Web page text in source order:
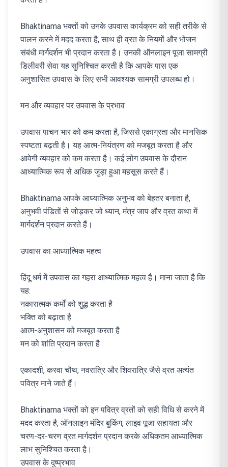
Bhaktinama भक्तों को उनके उपवास कार्यक्रम को सही तरीके से
पालन करने में मदद करता है, साथ ही व्रत के नियमों और भोजन
संबंधी मार्गदर्शन भी प्रदान करता है। उनकी ऑनलाइन पूजा सामग्री
डिलीवरी सेवा यह सुनिश्चित करती है कि आपके पास एक
अनुशासित उपवास के लिए सभी आवश्यक सामग्री उपलब्ध हो।
मन और व्यवहार पर उपवास के प्रभाव
उपवास पाचन भार को कम करता है, जिससे एकाग्रता और मानसिक
स्पष्टता बढ़ती है। यह आत्म-नियंत्रण को मजबूत करता है और
आवेगी व्यवहार को कम करता है। कई लोग उपवास के दौरान
आध्यात्मिक रूप से अधिक जुड़ा हुआ महसूस करते हैं।
Bhaktinama आपके आध्यात्मिक अनुभव को बेहतर बनाता है,
अनुभवी पंडितों से जोड़कर जो ध्यान, मंत्र जाप और व्रत कथा में
मार्गदर्शन प्रदान करते हैं।
उपवास का आध्यात्मिक महत्व
हिंदू धर्म में उपवास का गहरा आध्यात्मिक महत्व है। माना जाता है कि
यह:
नकारात्मक कर्मों को शुद्ध करता है
भक्ति को बढ़ाता है
आत्म-अनुशासन को मजबूत करता है
मन को शांति प्रदान करता है
एकादशी, करवा चौथ, नवरात्रि और शिवरात्रि जैसे व्रत अत्यंत
पवित्र माने जाते हैं।
Bhaktinama भक्तों को इन पवित्र व्रतों को सही विधि से करने में
मदद करता है, ऑनलाइन मंदिर बुकिंग, लाइव पूजा सहायता और
चरण-दर-चरण व्रत मार्गदर्शन प्रदान करके अधिकतम आध्यात्मिक
लाभ सुनिश्चित करता है।
उपवास के दुष्प्रभाव